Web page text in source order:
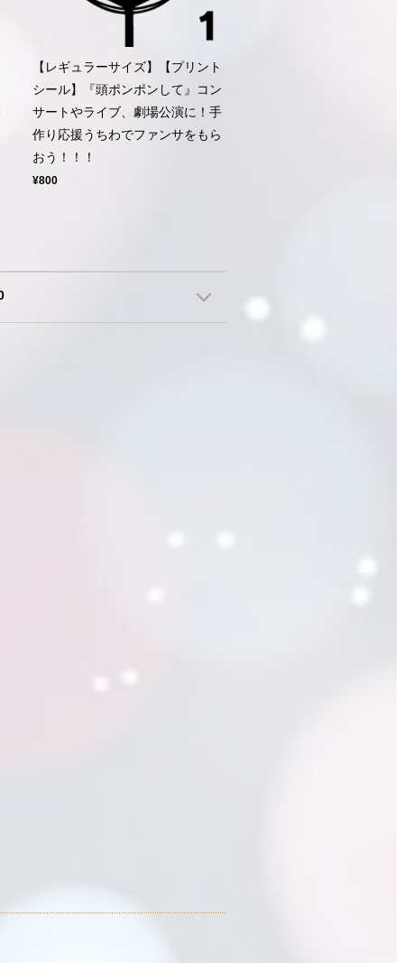
【レギュラーサイズ】【プリント
シール】『頭ポンポンして』コン
サートやライブ、劇場公演に！手
作り応援うちわでファンサをもら
おう！！！
¥800